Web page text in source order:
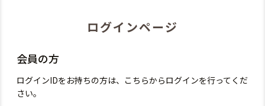
ログインページ
会員の方
ログインIDをお持ちの方は、こちらからログインを行ってくだ
さい。